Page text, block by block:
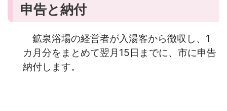
申告と納付
鉱泉浴場の経営者が入湯客から徴収し、1
カ月分をまとめて翌月15日までに、市に申告
納付します。